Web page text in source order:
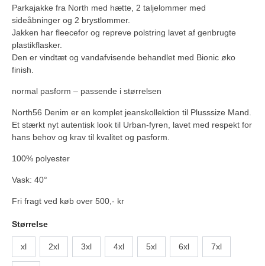
Parkajakke fra North med hætte, 2 taljelommer med
sideåbninger og 2 brystlommer.
Jakken har fleecefor og repreve polstring lavet af genbrugte
plastikflasker.
Den er vindtæt og vandafvisende behandlet med Bionic øko
finish.
normal pasform – passende i størrelsen
North56 Denim er en komplet jeanskollektion til Plusssize Mand.
Et stærkt nyt autentisk look til Urban-fyren, lavet med respekt for
hans behov og krav til kvalitet og pasform.
100% polyester
Vask: 40°
Fri fragt ved køb over 500,- kr
Størrelse
xl 2xl 3xl 4xl 5xl 6xl 7xl